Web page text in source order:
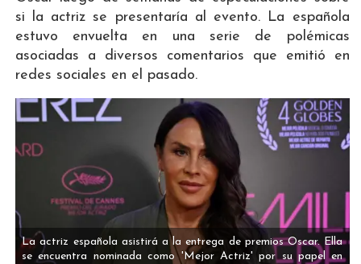
si la actriz se presentaría al evento. La española
estuvo envuelta en una serie de polémicas
asociadas a diversos comentarios que emitió en
redes sociales en el pasado.
La actriz española asistirá a la entrega de premios Oscar. Ella
se encuentra nominada como 'Mejor Actriz' por su papel en